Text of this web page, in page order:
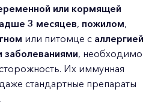
или кормящей
3 месяцев, пожилом,
или питомце с аллергией
заболеваниями, необходимо
Их иммунная
стандартные препараты